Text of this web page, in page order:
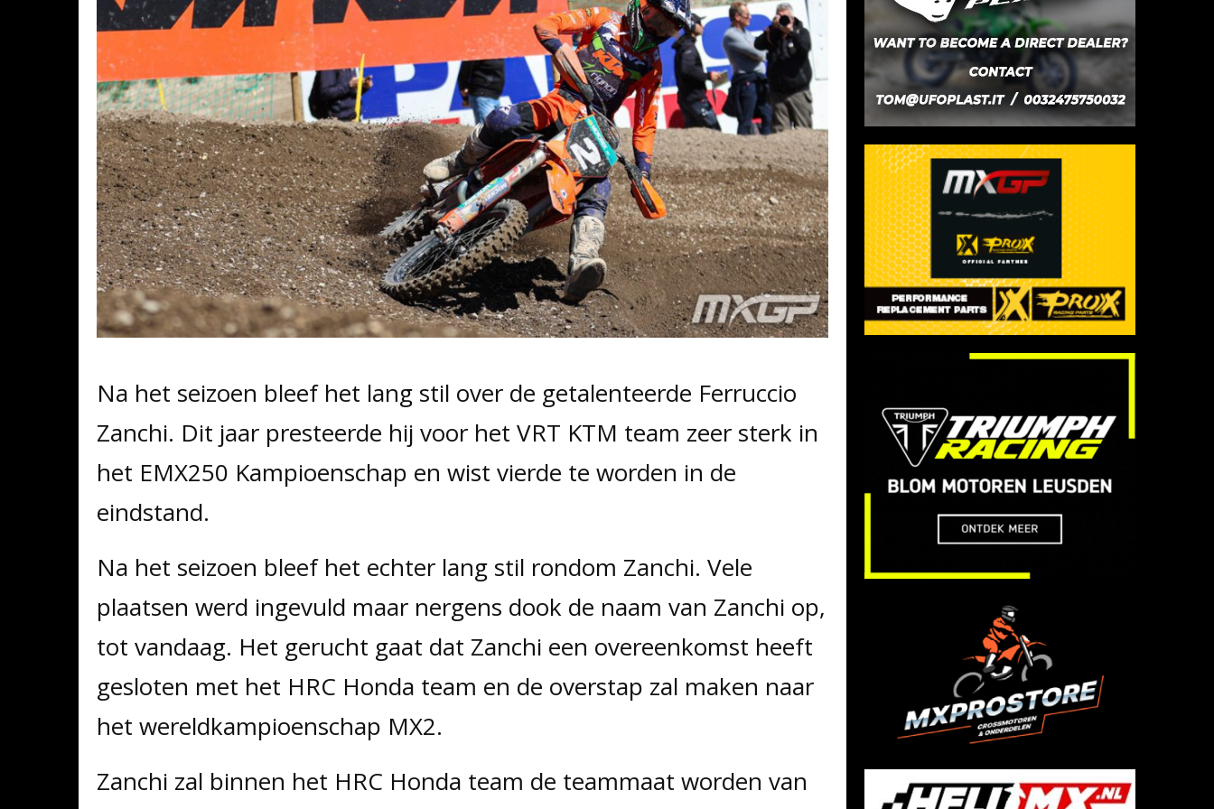
Na het seizoen bleef het lang stil over de getalenteerde Ferruccio
Zanchi. Dit jaar presteerde hij voor het VRT KTM team zeer sterk in
het EMX250 Kampioenschap en wist vierde te worden in de
eindstand.
Na het seizoen bleef het echter lang stil rondom Zanchi. Vele
plaatsen werd ingevuld maar nergens dook de naam van Zanchi op,
tot vandaag. Het gerucht gaat dat Zanchi een overeenkomst heeft
gesloten met het HRC Honda team en de overstap zal maken naar
het wereldkampioenschap MX2.
Zanchi zal binnen het HRC Honda team de teammaat worden van